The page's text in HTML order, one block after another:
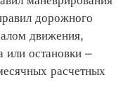
дорожного
движения,
или остановки –
расчетных